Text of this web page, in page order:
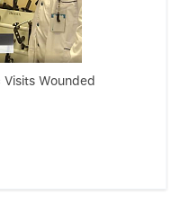
Wounded